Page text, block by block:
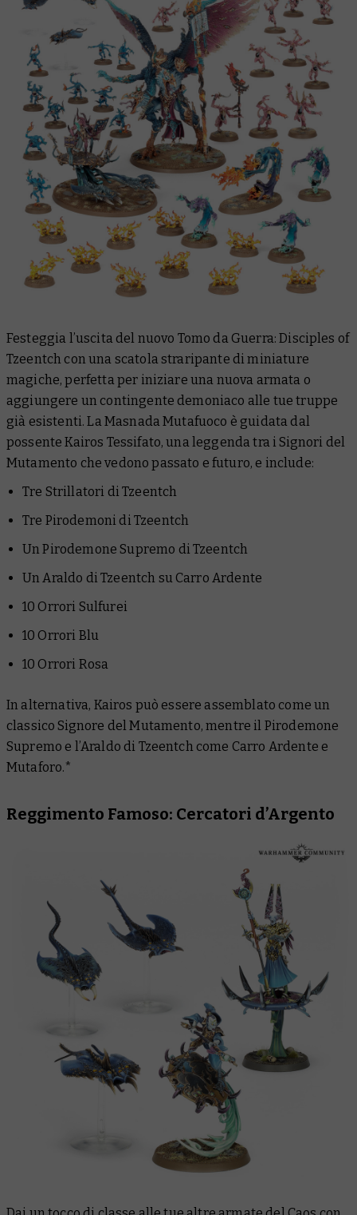
Festeggia l’uscita del nuovo Tomo da Guerra: Disciples of
Tzeentch con una scatola straripante di miniature
magiche, perfetta per iniziare una nuova armata o
aggiungere un contingente demoniaco alle tue truppe
già esistenti. La Masnada Mutafuoco è guidata dal
possente Kairos Tessifato, una leggenda tra i Signori del
Mutamento che vedono passato e futuro, e include:
Tre Strillatori di Tzeentch
Tre Pirodemoni di Tzeentch
Un Pirodemone Supremo di Tzeentch
Un Araldo di Tzeentch su Carro Ardente
10 Orrori Sulfurei
10 Orrori Blu
10 Orrori Rosa
In alternativa, Kairos può essere assemblato come un
classico Signore del Mutamento, mentre il Pirodemone
Supremo e l’Araldo di Tzeentch come Carro Ardente e
Mutaforo.*
Reggimento Famoso: Cercatori d’Argento